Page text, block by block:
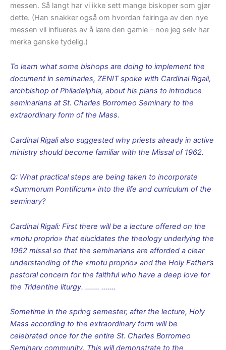
messen. Så langt har vi ikke sett mange biskoper som gjør
dette. (Han snakker også om hvordan feiringa av den nye
messen vil influeres av å lære den gamle – noe jeg selv har
merka ganske tydelig.)
To learn what some bishops are doing to implement the
document in seminaries, ZENIT spoke with Cardinal Rigali,
archbishop of Philadelphia, about his plans to introduce
seminarians at St. Charles Borromeo Seminary to the
extraordinary form of the Mass.
Cardinal Rigali also suggested why priests already in active
ministry should become familiar with the Missal of 1962.
Q: What practical steps are being taken to incorporate
«Summorum Pontificum» into the life and curriculum of the
seminary?
Cardinal Rigali: First there will be a lecture offered on the
«motu proprio» that elucidates the theology underlying the
1962 missal so that the seminarians are afforded a clear
understanding of the «motu proprio» and the Holy Father’s
pastoral concern for the faithful who have a deep love for
the Tridentine liturgy. ……. …….
Sometime in the spring semester, after the lecture, Holy
Mass according to the extraordinary form will be
celebrated once for the entire St. Charles Borromeo
Seminary community. This will demonstrate to the